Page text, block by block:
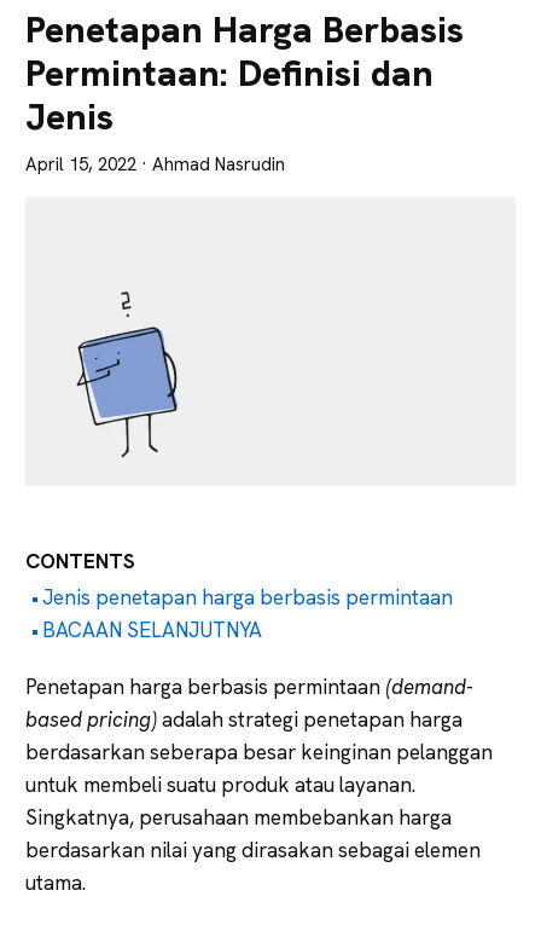
Tajam
Penetapan Harga Berbasis
Permintaan: Definisi dan
Jenis
April 15, 2022 · Ahmad Nasrudin
CONTENTS
Jenis penetapan harga berbasis permintaan
BACAAN SELANJUTNYA
Penetapan harga berbasis permintaan (demand-
based pricing)adalah strategi penetapan harga
berdasarkan seberapa besar keinginan pelanggan
untuk membeli suatu produk atau layanan.
Singkatnya, perusahaan membebankan harga
berdasarkan nilai yang dirasakan sebagai elemen
utama.